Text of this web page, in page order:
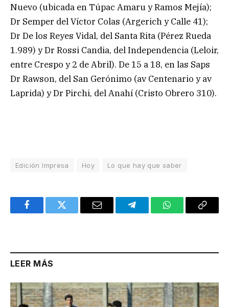
Nuevo (ubicada en Túpac Amaru y Ramos Mejía);
Dr Semper del Víctor Colas (Argerich y Calle 41);
Dr De los Reyes Vidal, del Santa Rita (Pérez Rueda
1.989) y Dr Rossi Candia, del Independencia (Leloir,
entre Crespo y 2 de Abril). De 15 a 18, en las Saps
Dr Rawson, del San Gerónimo (av Centenario y av
Laprida) y Dr Pirchi, del Anahí (Cristo Obrero 310).
Edición Impresa Hoy Lo que hay que saber
FacebookTwitter Email TelegramWhatsAppCopy
LEER MÁS